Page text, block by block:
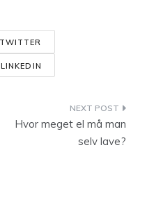
TWITTER
LINKEDIN
Hvor meget el må man
selv lave?